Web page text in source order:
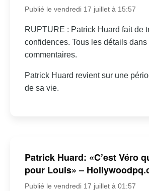
Publié le vendredi 17 juillet à 15:57
RUPTURE : Patrick Huard fait de
confidences. Tous les détails dans
commentaires.
Patrick Huard revient sur une
de sa vie.
Patrick Huard: «C’est Véro
pour Louis» –
Publié le vendredi 17 juillet à 01:57